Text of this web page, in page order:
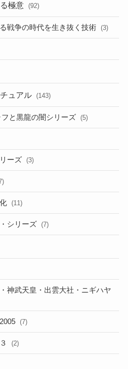
極意 (92)
戦争の時代を生き抜く技術 (3)
ュアル (143)
と黒龍の闇シリーズ (5)
ーズ (3)
(11)
シリーズ (7)
神武天皇・出雲大社・ニギハヤ
(7)
(2)